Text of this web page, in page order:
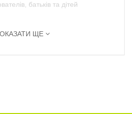
батьків та дітей
ЩЕ